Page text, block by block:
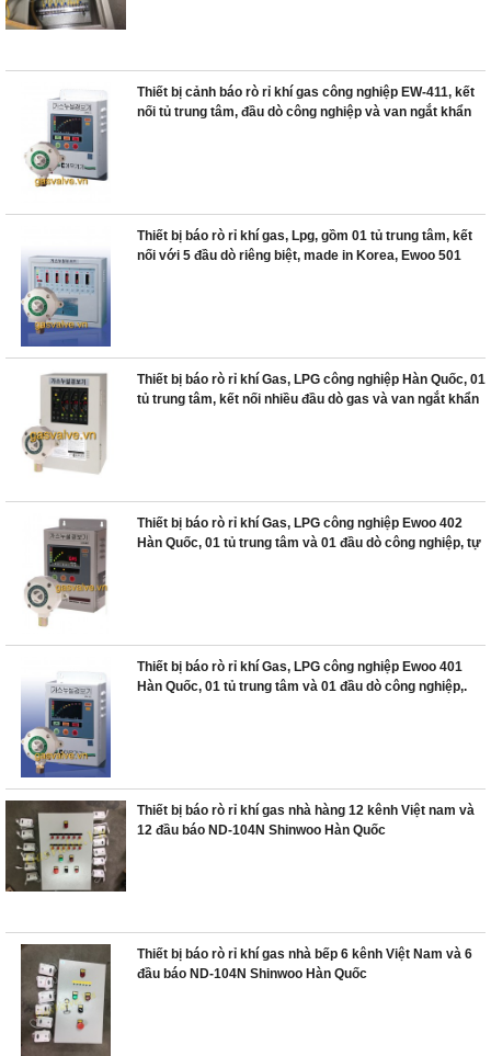
Thiết bị cảnh báo rò rỉ khí gas công nghiệp EW-411, kết
nối tủ trung tâm, đầu dò công nghiệp và van ngắt khẩn
Thiết bị báo rò rỉ khí gas, Lpg, gồm 01 tủ trung tâm, kết
nối với 5 đầu dò riêng biệt, made in Korea, Ewoo 501
Thiết bị báo rò rỉ khí Gas, LPG công nghiệp Hàn Quốc, 01
tủ trung tâm, kết nối nhiều đầu dò gas và van ngắt khẩn
Thiết bị báo rò rỉ khí Gas, LPG công nghiệp Ewoo 402
Hàn Quốc, 01 tủ trung tâm và 01 đầu dò công nghiệp, tự
Thiết bị báo rò rỉ khí Gas, LPG công nghiệp Ewoo 401
Hàn Quốc, 01 tủ trung tâm và 01 đầu dò công nghiệp,.
Thiết bị báo rò rỉ khí gas nhà hàng 12 kênh Việt nam và
12 đầu báo ND-104N Shinwoo Hàn Quốc
Thiết bị báo rò rỉ khí gas nhà bếp 6 kênh Việt Nam và 6
đầu báo ND-104N Shinwoo Hàn Quốc